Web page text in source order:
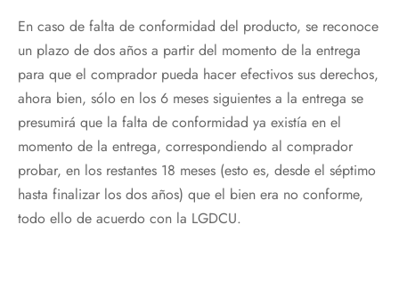
En caso de falta de conformidad del producto, se reconoce
un plazo de dos años a partir del momento de la entrega
para que el comprador pueda hacer efectivos sus derechos,
ahora bien, sólo en los 6 meses siguientes a la entrega se
presumirá que la falta de conformidad ya existía en el
momento de la entrega, correspondiendo al comprador
probar, en los restantes 18 meses (esto es, desde el séptimo
hasta finalizar los dos años) que el bien era no conforme,
todo ello de acuerdo con la LGDCU.